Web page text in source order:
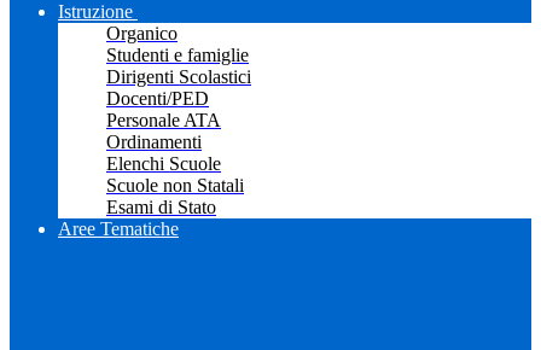
Istruzione
Organico
Studenti e famiglie
Dirigenti Scolastici
Docenti/PED
Personale ATA
Ordinamenti
Elenchi Scuole
Scuole non Statali
Esami di Stato
Aree Tematiche